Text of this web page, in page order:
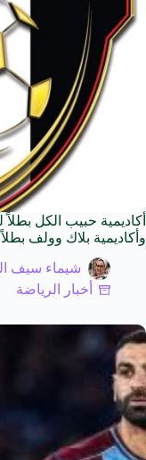
أكاديمية حبيب الكل
وأكاديمية بلاك وولف بطلاً
شيماء سيف
أخبار الرياضة